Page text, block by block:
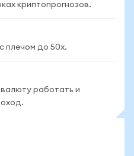
криптопрогнозов.
плечом до 50x.
работать и